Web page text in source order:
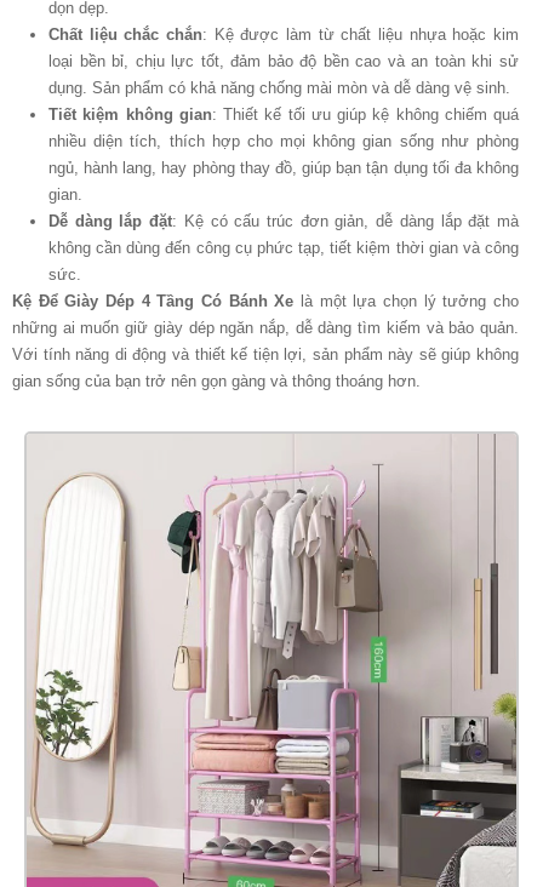
dọn dẹp.
Chất liệu chắc chắn: Kệ được làm từ chất liệu nhựa hoặc kim
loại bền bỉ, chịu lực tốt, đảm bảo độ bền cao và an toàn khi sử
dụng. Sản phẩm có khả năng chống mài mòn và dễ dàng vệ sinh.
Tiết kiệm không gian: Thiết kế tối ưu giúp kệ không chiếm quá
nhiều diện tích, thích hợp cho mọi không gian sống như phòng
ngủ, hành lang, hay phòng thay đồ, giúp bạn tận dụng tối đa không
gian.
Dễ dàng lắp đặt: Kệ có cấu trúc đơn giản, dễ dàng lắp đặt mà
không cần dùng đến công cụ phức tạp, tiết kiệm thời gian và công
sức.
Kệ Để Giày Dép 4 Tầng Có Bánh Xe là một lựa chọn lý tưởng cho
những ai muốn giữ giày dép ngăn nắp, dễ dàng tìm kiếm và bảo quản.
Với tính năng di động và thiết kế tiện lợi, sản phẩm này sẽ giúp không
gian sống của bạn trở nên gọn gàng và thông thoáng hơn.